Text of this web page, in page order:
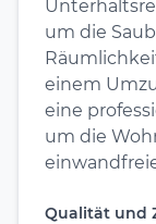
um die
einem
eine
um die
Qualität und